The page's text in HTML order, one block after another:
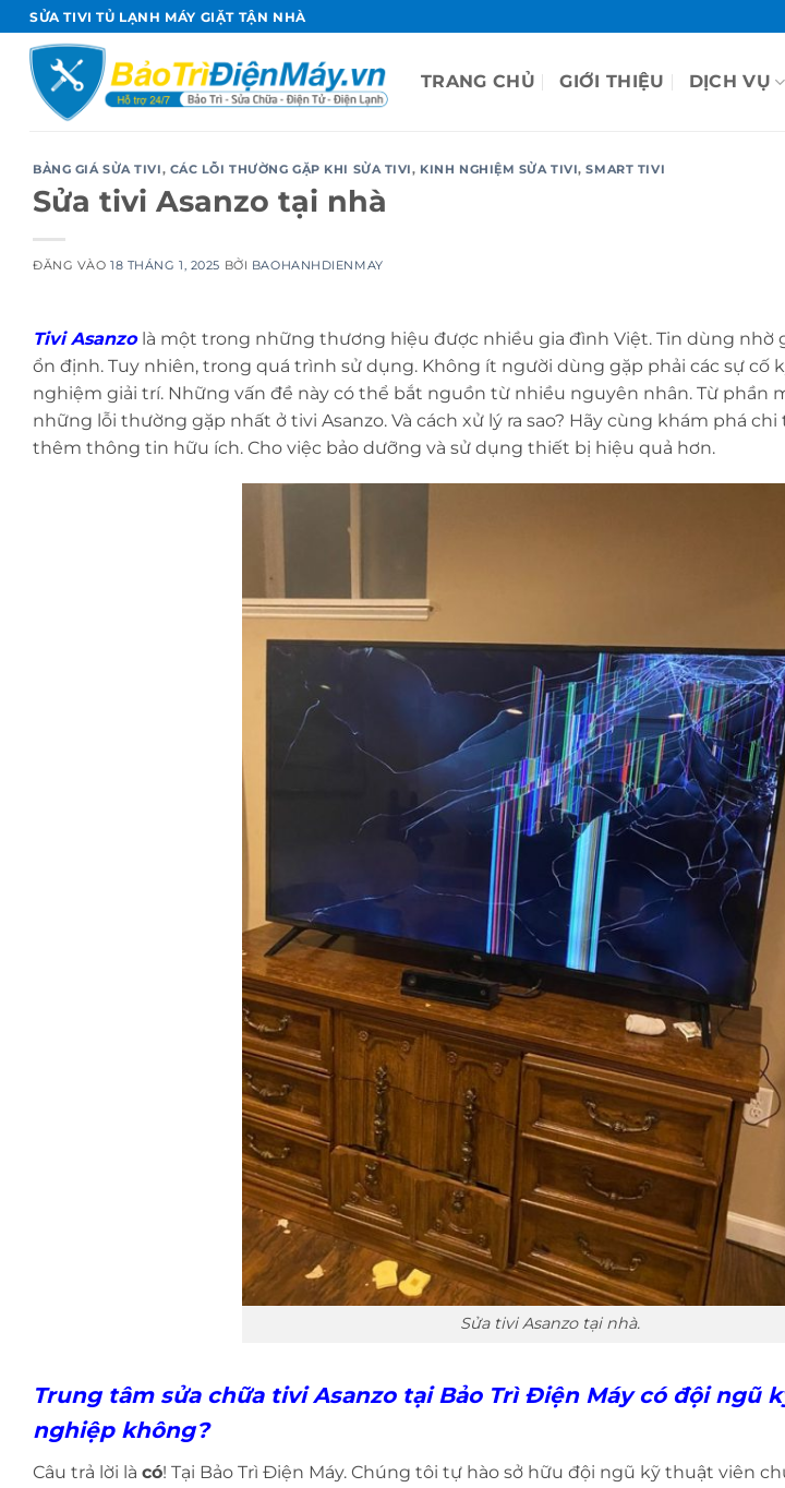
qua
dung
SỬA TIVI TỦ LẠNH MÁY GIẶT TẬN NHÀ
TRANG CHỦ GIỚI THIỆU DỊCH VỤ
BẢNG GIÁ SỬA TIVI, CÁC LỖI THƯỜNG GẶP KHI SỬA TIVI, KINH NGHIỆM SỬA TIVI,SMART TIVI
Sửa tivi Asanzo tại nhà
ĐĂNG VÀO18 THÁNG 1, 2025 BỞI BAOHANHDIENMAY
Tivi Asanzo là một trong những thương hiệu được nhiều gia đình Việt. Tin dùng nhờ
ổn định. Tuy nhiên, trong quá trình sử dụng. Không ít người dùng gặp phải các sự cố
nghiệm giải trí. Những vấn đề này có thể bắt nguồn từ nhiều nguyên nhân. Từ phần
những lỗi thường gặp nhất ở tivi Asanzo. Và cách xử lý ra sao? Hãy cùng khám phá
thêm thông tin hữu ích. Cho việc bảo dưỡng và sử dụng thiết bị hiệu quả hơn.
Sửa tivi Asanzo tại nhà.
Trung tâm sửa chữa tivi Asanzo tại Bảo Trì Điện Máy có đội ngũ
nghiệp không?
Câu trả lời là có! Tại Bảo Trì Điện Máy. Chúng tôi tự hào sở hữu đội ngũ kỹ thuật viên